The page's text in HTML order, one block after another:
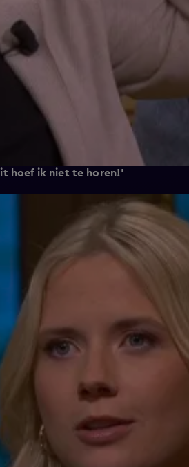
hoef ik niet te horen!'